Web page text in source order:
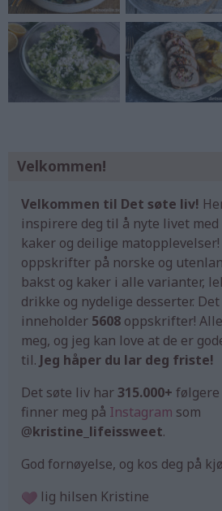
Velkommen!
Velkommen til Det søte liv!
inspirere deg til å nyte livet
kaker og deilige matopplevelser!
oppskrifter på norske og
bakst og kaker i alle varianter,
drikke og nydelige desserter.
inneholder 5608 oppskrifter!
meg, og jeg kan love at de er
til. Jeg håper du lar deg friste!
Det søte liv har315.000+ følgere
finner meg på Instagram som
@kristine_lifeissweet.
God fornøyelse, og kos deg på
lig hilsen Kristine